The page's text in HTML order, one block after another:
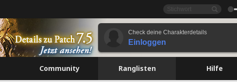
Check deine Charakterdetails
Einloggen
Community Ranglisten Hilfe